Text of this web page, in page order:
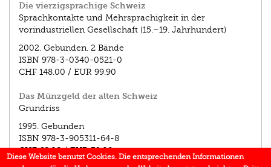
Die vierzigsprachige Schweiz
Sprachkontakte und Mehrsprachigkeit in der
vorindustriellen Gesellschaft (15.–19. Jahrhundert)
2002. Gebunden. 2 Bände
ISBN 978-3-0340-0521-0
CHF 148.00 / EUR 99.90
Das Münzgeld der alten Schweiz
Grundriss
1995. Gebunden
ISBN 978-3-905311-64-8
CHF 68.00/EUR 39.00
Diese Website benutzt Cookies. Die entsprechenden Informationen